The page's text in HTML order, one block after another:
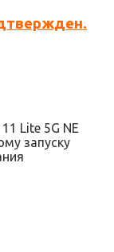
Lite 5G NE
запуску